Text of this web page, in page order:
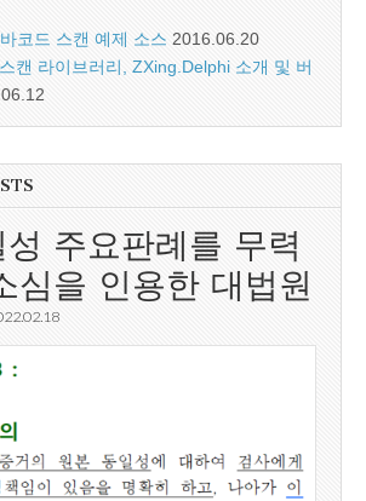
코드 스캔 예제 소스 2016.06.20
캔 라이브러리, ZXing.Delphi 소개 및 버
주요판례를 무력
심을 인용한 대법원